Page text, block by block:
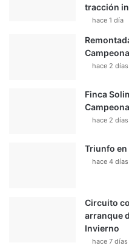
tracción
hace 1 día
hace 2 días
Finca
hace 2 días
Triunfo en
hace 4 días
Circuito
arranque
Invierno
hace 7 días